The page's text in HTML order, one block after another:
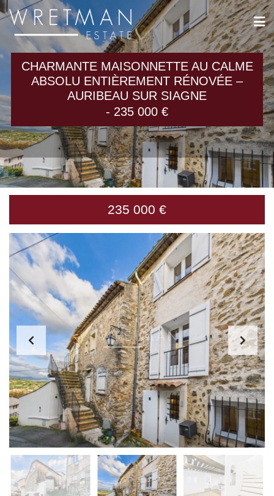
CHARMANTE MAISONNETTE AU CALME
ABSOLU ENTIÈREMENT RÉNOVÉE –
AURIBEAU SUR SIAGNE
- 235 000 €
235 000 €
Panneau de gestion des cookies